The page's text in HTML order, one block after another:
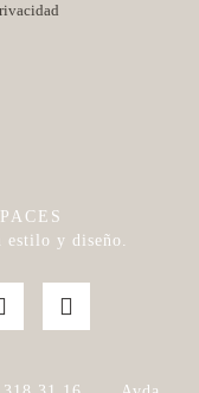
estilo y diseño.